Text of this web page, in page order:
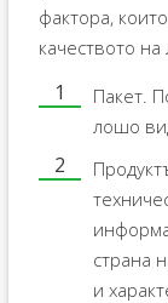
фактора,
качеството на
Пакет.
лошо
страна
и